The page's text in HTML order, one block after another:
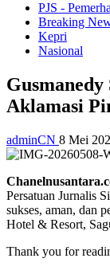
PJS -
Breaking
Kepri
Nasional
Aklamasi
adminCN 8 Mei
Persatuan Jurnalis
sukses, aman, dan
Hotel & Resort,
Thank you for